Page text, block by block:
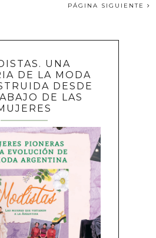
PÁGINA SIGUIENTE
UNA
DE LA MODA
DESDE
DE LAS